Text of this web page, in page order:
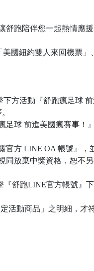
跑陪伴您一起熱情應援
國紐約雙人來回機票
方活動『舒跑瘋足球 前
足球 前進美國瘋賽事！
官方 LINE OA 帳號』，
同放棄中獎資格，恕不
舒跑LINE官方帳號』
活動商品」之明細，才